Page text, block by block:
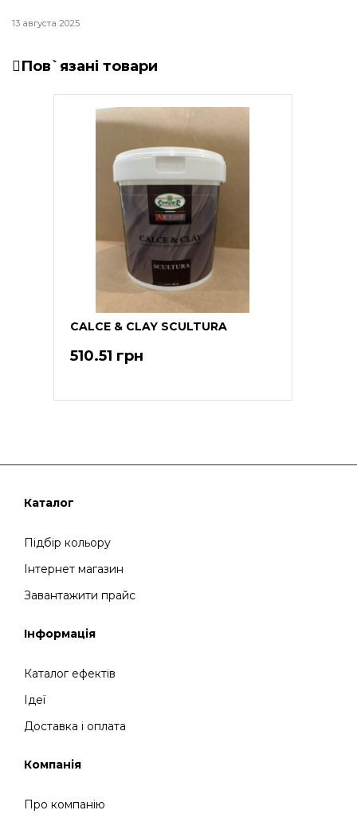
13 августа 2025
Пов`язані товари
CALCE & CLAY SCULTURA
510.51 грн
Каталог
Підбір кольору
Інтернет магазин
Завантажити прайс
Інформація
Каталог ефектів
Ідеї
Доставка і оплата
Компанія
Про компанію